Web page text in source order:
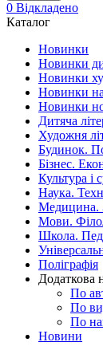
0 Відкладено
Каталог
Новинки
Новинки
Новинки
Новинки
Новинки
Дитяча
Художня
Будинок.
Бізнес.
Культура і
Наука.
Медицина.
Мови.
Школа.
Поліграфія
Додаткова
По
По
По
Новини